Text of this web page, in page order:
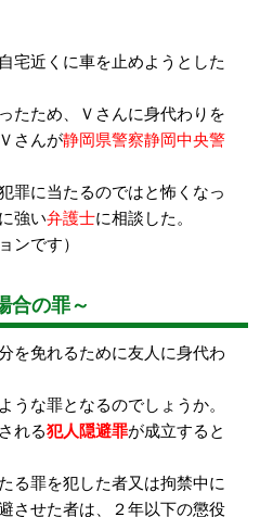
宅近くに車を止めようとした
たため、Ｖさんに身代わりを
さんが静岡県警察静岡中央警
罪に当たるのではと怖くなっ
に強い弁護士に相談した。
ンです）
合の罪～
を免れるために友人に身代わ
うな罪となるのでしょうか。
れる犯人隠避罪が成立すると
る罪を犯した者又は拘禁中に
させた者は、２年以下の懲役